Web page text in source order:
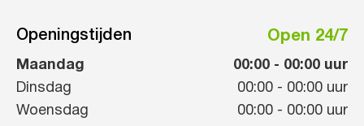
Openingstijden Open 24/7
Maandag 00:00 - 00:00 uur
Dinsdag
00:00 - 00:00 uur
Woensdag
00:00 - 00:00 uur